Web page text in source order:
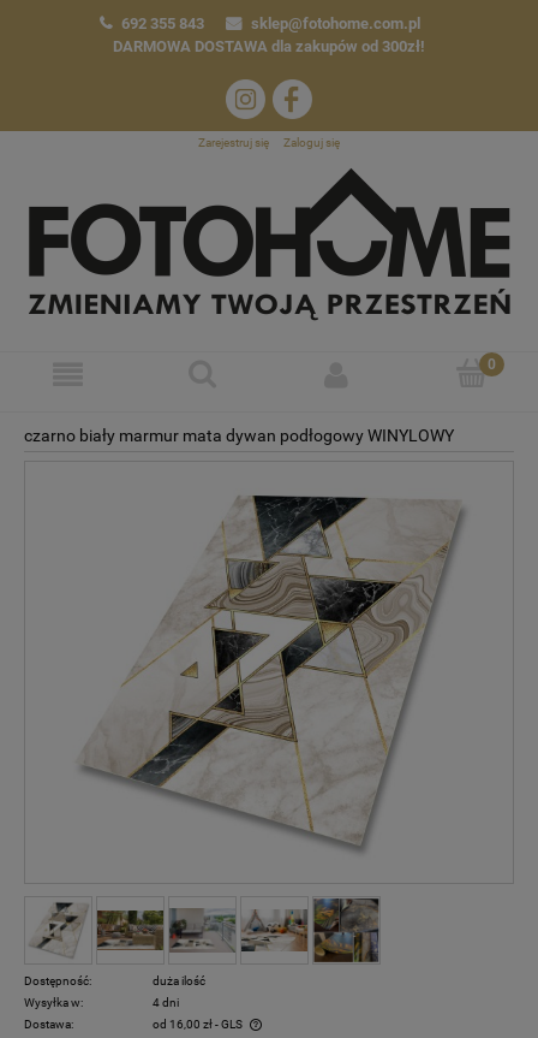
692 355 843
sklep@fotohome.com.pl
DARMOWA DOSTAWA dla zakupów od 300zł!
Zarejestruj się Zaloguj się
czarno biały marmur mata dywan podłogowy WINYLOWY
Dostępność:
duża ilość
Wysyłka w:
4 dni
Dostawa:
od 16,00 zł- GLS